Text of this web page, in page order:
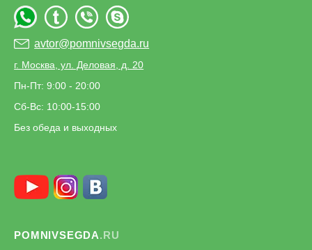
avtor@pomnivsegda.ru
г. Москва, ул. Деловая, д. 20
Пн-Пт: 9:00 - 20:00
Сб-Вс: 10:00-15:00
Без обеда и выходных
POMNIVSEGDA.RU